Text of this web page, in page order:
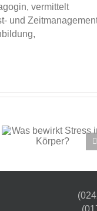
vermittelt
und